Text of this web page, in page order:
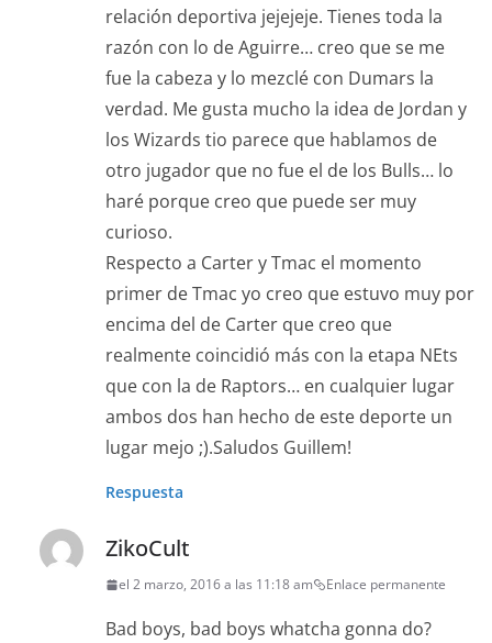
relación deportiva jejejeje. Tienes toda la
razón con lo de Aguirre… creo que se me
fue la cabeza y lo mezclé con Dumars la
verdad. Me gusta mucho la idea de Jordan y
los Wizards tio parece que hablamos de
otro jugador que no fue el de los Bulls… lo
haré porque creo que puede ser muy
curioso.
Respecto a Carter y Tmac el momento
primer de Tmac yo creo que estuvo muy por
encima del de Carter que creo que
realmente coincidió más con la etapa NEts
que con la de Raptors… en cualquier lugar
ambos dos han hecho de este deporte un
lugar mejo ;).Saludos Guillem!
Respuesta
ZikoCult
el 2 marzo, 2016 a las 11:18 am Enlace permanente
Bad boys, bad boys whatcha gonna do?